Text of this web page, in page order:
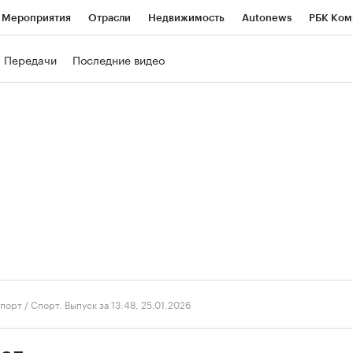
Мероприятия Отрасли Недвижимость Autonews РБК
Передачи Последние видео
/Спорт. Выпуск за 13:48, 25.01.2026